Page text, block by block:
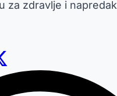
za zdravlje i napredak